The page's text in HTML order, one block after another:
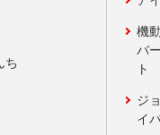
ち
機
バ
ト
ジ
イ